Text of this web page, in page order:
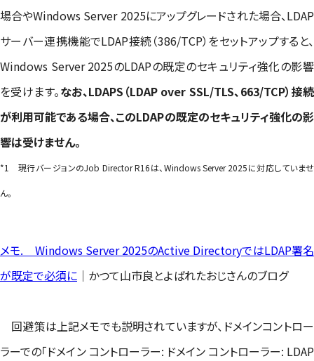
場合やWindows Server 2025にアップグレードされた場合、LDAP
サーバー連携機能でLDAP接続（386/TCP）をセットアップすると、
Windows Server 2025のLDAPの既定のセキュリティ強化の影響
を受けます。なお、LDAPS（LDAP over SSL/TLS、663/TCP）接続
が利用可能である場合、このLDAPの既定のセキュリティ強化の影
響は受けません。
*1 現行バージョンのJob Director R16は、Windows Server 2025に対応していませ
ん。
メモ. Windows Server 2025のActive DirectoryではLDAP署名
が既定で必須に ｜かつて山市良とよばれたおじさんのブログ
回避策は上記メモでも説明されていますが、ドメインコントロー
ラーでの「ドメイン コントローラー: ドメイン コントローラー: LDAP